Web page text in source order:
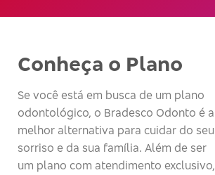
Conheça o Plano
Se você está em busca de um plano
odontológico, o Bradesco Odonto é a
melhor alternativa para cuidar do seu
sorriso e da sua família. Além de ser
um plano com atendimento exclusivo,